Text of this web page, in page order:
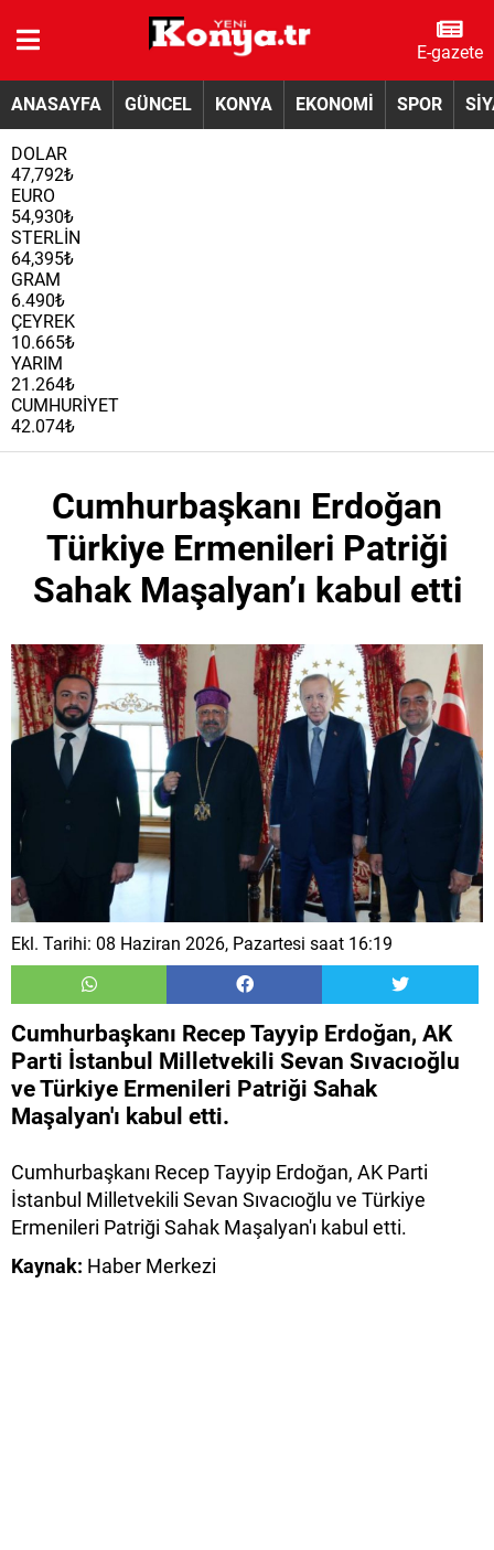
E-gazete
ANASAYFA GÜNCEL KONYA EKONOMİ SPOR
DOLAR
47,792₺
EURO
54,930₺
STERLİN
64,395₺
GRAM
6.490₺
ÇEYREK
10.665₺
YARIM
21.264₺
CUMHURİYET
42.074₺
Cumhurbaşkanı Erdoğan
Türkiye Ermenileri Patriği
Sahak Maşalyan’ı kabul etti
Ekl. Tarihi: 08 Haziran 2026, Pazartesi saat 16:19
Cumhurbaşkanı Recep Tayyip Erdoğan, AK
Parti İstanbul Milletvekili Sevan Sıvacıoğlu
ve Türkiye Ermenileri Patriği Sahak
Maşalyan'ı kabul etti.
Cumhurbaşkanı Recep Tayyip Erdoğan, AK Parti
İstanbul Milletvekili Sevan Sıvacıoğlu ve Türkiye
Ermenileri Patriği Sahak Maşalyan'ı kabul etti.
Kaynak: Haber Merkezi